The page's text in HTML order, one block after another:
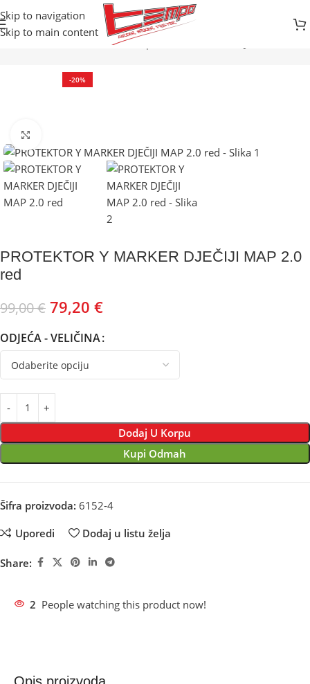
Skip to navigation
Skip to main content
Početna
Zimski sportovi
-20%
PROTEKTOR Y MARKER DJEČIJI MAP 2.0
red
99,00€ 79,20 €
ODJEĆA - VELIČINA
Dodaj U Korpu
Kupi Odmah
Šifra proizvoda: 6152-4
Uporedi Dodaj u listu želja
Share:
2 People watching this product now!